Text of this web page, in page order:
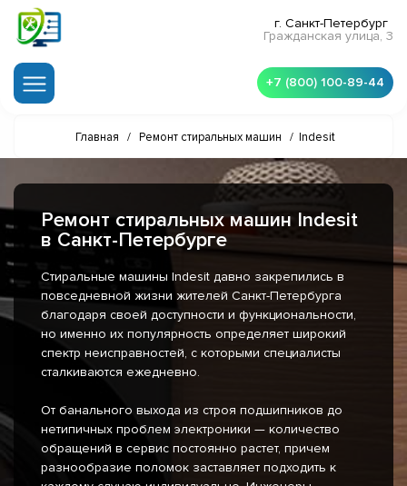
г. Санкт-Петербург
Гражданская улица, 3
+7 (800) 100-89-44
Главная / Ремонт стиральных машин / Indesit
Ремонт стиральных машин Indesit
в Санкт-Петербурге
Стиральные машины Indesit давно закрепились в
повседневной жизни жителей Санкт-Петербурга
благодаря своей доступности и функциональности,
но именно их популярность определяет широкий
спектр неисправностей, с которыми специалисты
сталкиваются ежедневно.
От банального выхода из строя подшипников до
нетипичных проблем электроники — количество
обращений в сервис постоянно растет, причем
разнообразие поломок заставляет подходить к